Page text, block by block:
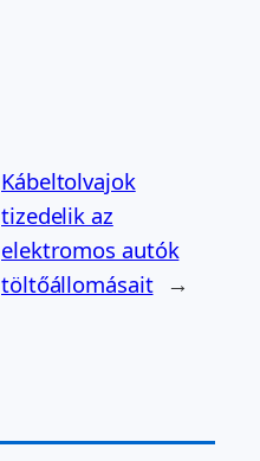
Kábeltolvajok
tizedelik az
elektromos autók
töltőállomásait →